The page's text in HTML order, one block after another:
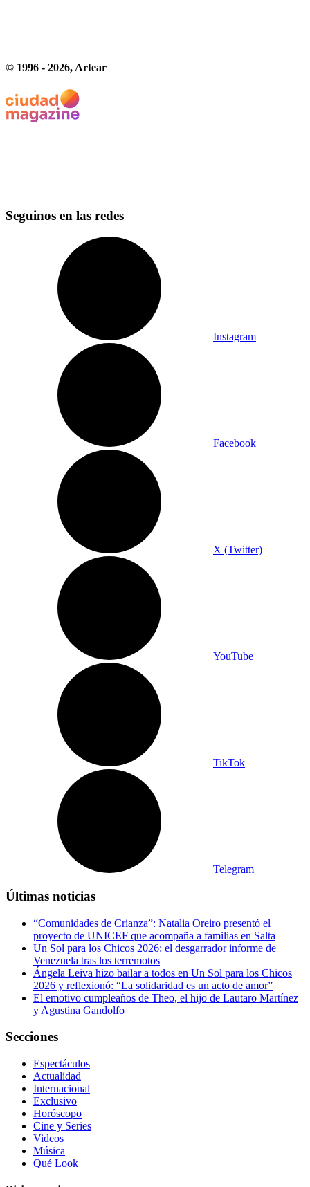
© 1996 - 2026, Artear
Seguinos en las redes
Instagram
Facebook
X (Twitter)
YouTube
TikTok
Telegram
Últimas noticias
“Comunidades de Crianza”: Natalia Oreiro presentó el
proyecto de UNICEF que acompaña a familias en Salta
Un Sol para los Chicos 2026: el desgarrador informe de
Venezuela tras los terremotos
Ángela Leiva hizo bailar a todos en Un Sol para los Chicos
2026 y reflexionó: “La solidaridad es un acto de amor”
El emotivo cumpleaños de Theo, el hijo de Lautaro Martínez
y Agustina Gandolfo
Secciones
Espectáculos
Actualidad
Internacional
Exclusivo
Horóscopo
Cine y Series
Videos
Música
Qué Look